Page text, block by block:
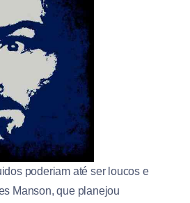
poderiam até ser loucos e
Manson, que planejou